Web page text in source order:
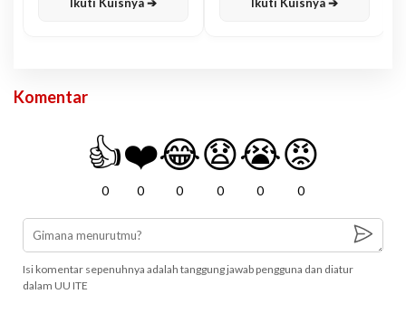
Ikuti Kuisnya ➔ Ikuti Kuisnya ➔
Komentar
👍
0
❤️
0
😂
0
😧
0
😭
0
😡
0
Isi komentar sepenuhnya adalah tanggung jawab pengguna dan diatur
dalam UU ITE